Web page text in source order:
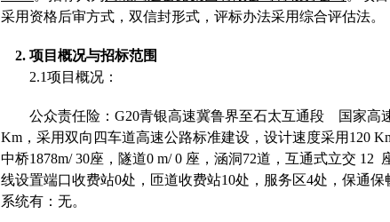
采用资格后审方式，双信封形式，评标办法采用综合评估法。
2. 项目概况与招标范围
2.1项目概况 ：
公众责任险： G20青银高速冀鲁界至石太互通段 国家高
Km，采用双向四车道高速公路标准建设，设计速度采用120
中桥1878m/ 30座，隧道0 m/ 0 座，涵洞72道，互通式立交 12
线设置端口收费站0处，匝道收费站10处，服务区4处，保通
系统有：无。